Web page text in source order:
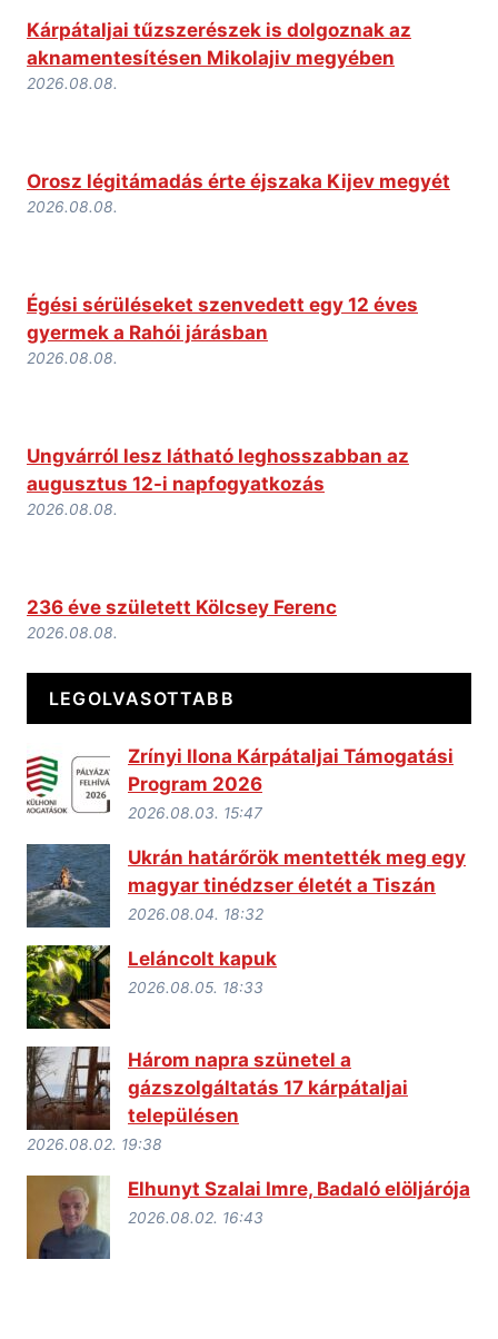
Kárpátaljai tűzszerészek is dolgoznak az
aknamentesítésen Mikolajiv megyében
2026.08.08.
Orosz légitámadás érte éjszaka Kijev megyét
2026.08.08.
Égési sérüléseket szenvedett egy 12 éves
gyermek a Rahói járásban
2026.08.08.
Ungvárról lesz látható leghosszabban az
augusztus 12-i napfogyatkozás
2026.08.08.
236 éve született Kölcsey Ferenc
2026.08.08.
LEGOLVASOTTABB
Zrínyi Ilona Kárpátaljai Támogatási
Program 2026
2026.08.03. 15:47
Ukrán határőrök mentették meg egy
magyar tinédzser életét a Tiszán
2026.08.04. 18:32
Leláncolt kapuk
2026.08.05. 18:33
Három napra szünetel a
gázszolgáltatás 17 kárpátaljai
településen
2026.08.02. 19:38
Elhunyt Szalai Imre, Badaló elöljárója
2026.08.02. 16:43